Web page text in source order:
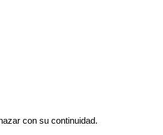
con su continuidad.